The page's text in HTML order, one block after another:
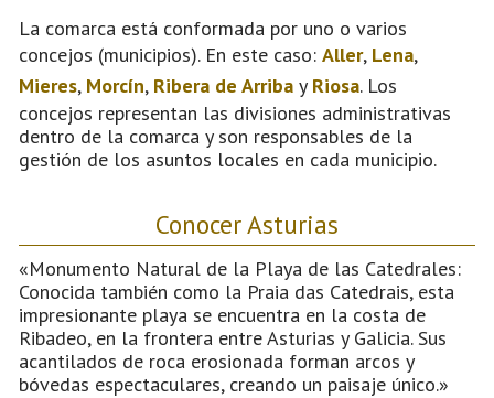
La comarca está conformada por uno o varios
concejos (municipios). En este caso: Aller, Lena,
Mieres, Morcín, Ribera de Arriba y Riosa. Los
concejos representan las divisiones administrativas
dentro de la comarca y son responsables de la
gestión de los asuntos locales en cada municipio.
Conocer Asturias
«Monumento Natural de la Playa de las Catedrales:
Conocida también como la Praia das Catedrais, esta
impresionante playa se encuentra en la costa de
Ribadeo, en la frontera entre Asturias y Galicia. Sus
acantilados de roca erosionada forman arcos y
bóvedas espectaculares, creando un paisaje único.»